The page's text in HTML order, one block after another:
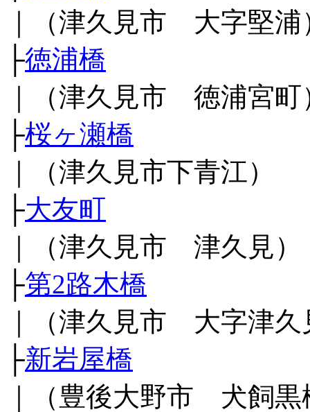
｜（津久見市 大字堅浦
├徳浦橋
｜（津久見市 徳浦宮町
├桜ヶ瀬橋
｜（津久見市下青江）
├大友町
｜（津久見市 津久見）
├第2路木橋
｜（津久見市 大字津久
├新岩屋橋
｜（豊後大野市 犬飼黒